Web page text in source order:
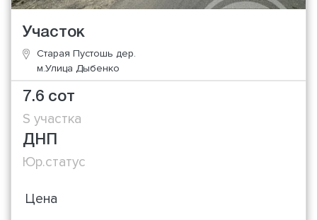
Участок
Старая Пустошь дер.
м.Улица Дыбенко
7.6 сот
S участка
ДНП
Юр.статус
Цена